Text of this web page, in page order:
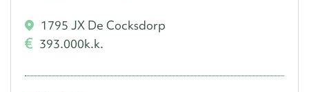
1795 JX De Cocksdorp
393.000k.k.